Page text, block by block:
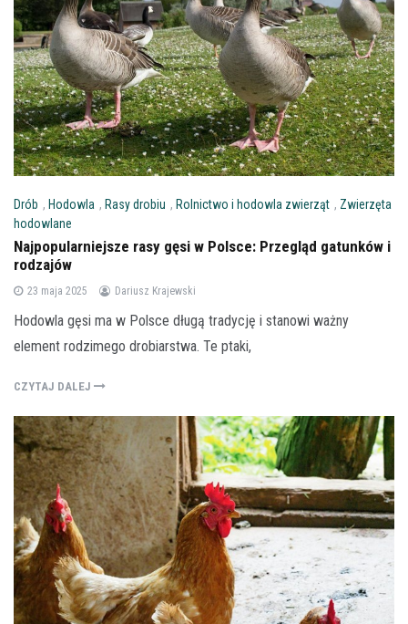
Drób , Hodowla , Rasy drobiu , Rolnictwo i hodowla zwierząt , Zwierzęta
hodowlane
Najpopularniejsze rasy gęsi w Polsce: Przegląd gatunków i
rodzajów
23 maja 2025 Dariusz Krajewski
Hodowla gęsi ma w Polsce długą tradycję i stanowi ważny
element rodzimego drobiarstwa. Te ptaki,
CZYTAJ DALEJ